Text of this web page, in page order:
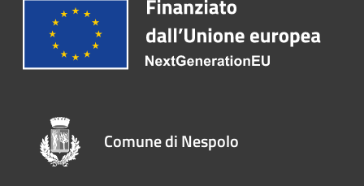
Comune di Nespolo